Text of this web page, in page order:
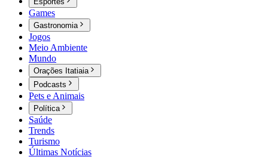
Games
Gastronomia
Jogos
Meio Ambiente
Mundo
Orações Itatiaia
Podcasts
Pets e Animais
Política
Saúde
Trends
Turismo
Últimas Notícias